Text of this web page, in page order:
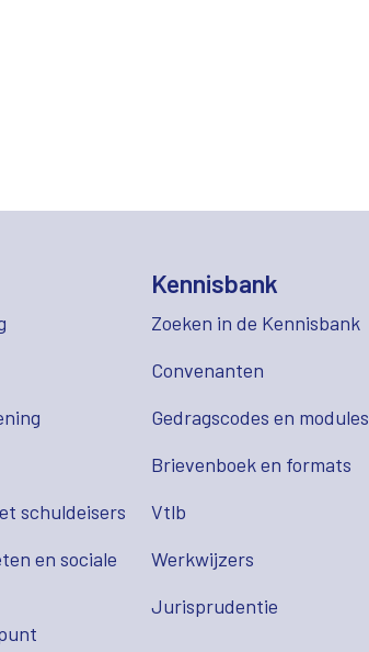
schuldeisers
en sociale
Kennisbank
Zoeken in de Kennisbank
Convenanten
Gedragscodes en modules
Brievenboek en formats
Vtlb
Werkwijzers
Jurisprudentie